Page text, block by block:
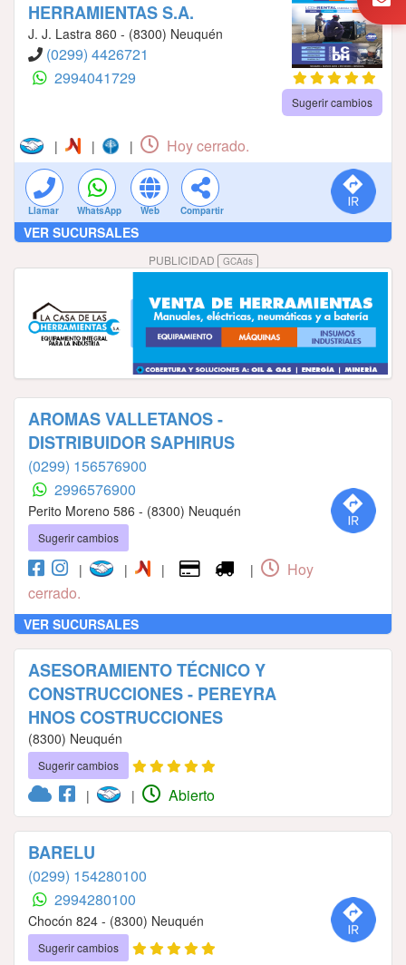
HERRAMIENTAS S.A.
J. J. Lastra 860 - (8300) Neuquén
(0299) 4426721
2994041729
Sugerir cambios
| | | Hoy cerrado.
Llamar WhatsApp Web Compartir
VER SUCURSALES
PUBLICIDAD GCAds
AROMAS VALLETANOS -
DISTRIBUIDOR SAPHIRUS
(0299) 156576900
2996576900
Perito Moreno 586 - (8300) Neuquén
Sugerir cambios
| | | |
Hoy
cerrado.
VER SUCURSALES
ASESORAMIENTO TÉCNICO Y
CONSTRUCCIONES - PEREYRA
HNOS COSTRUCCIONES
(8300) Neuquén
Sugerir cambios
| | Abierto
BARELU
(0299) 154280100
2994280100
Chocón 824 - (8300) Neuquén
Sugerir cambios